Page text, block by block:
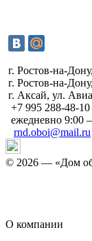
г. Ростов-на-
г. Ростов-на-
г. Аксай, ул.
+7 995 288-48-10
ежедневно 9:00
rnd.oboi@mail.ru
© 2026 — «Дом
О компании